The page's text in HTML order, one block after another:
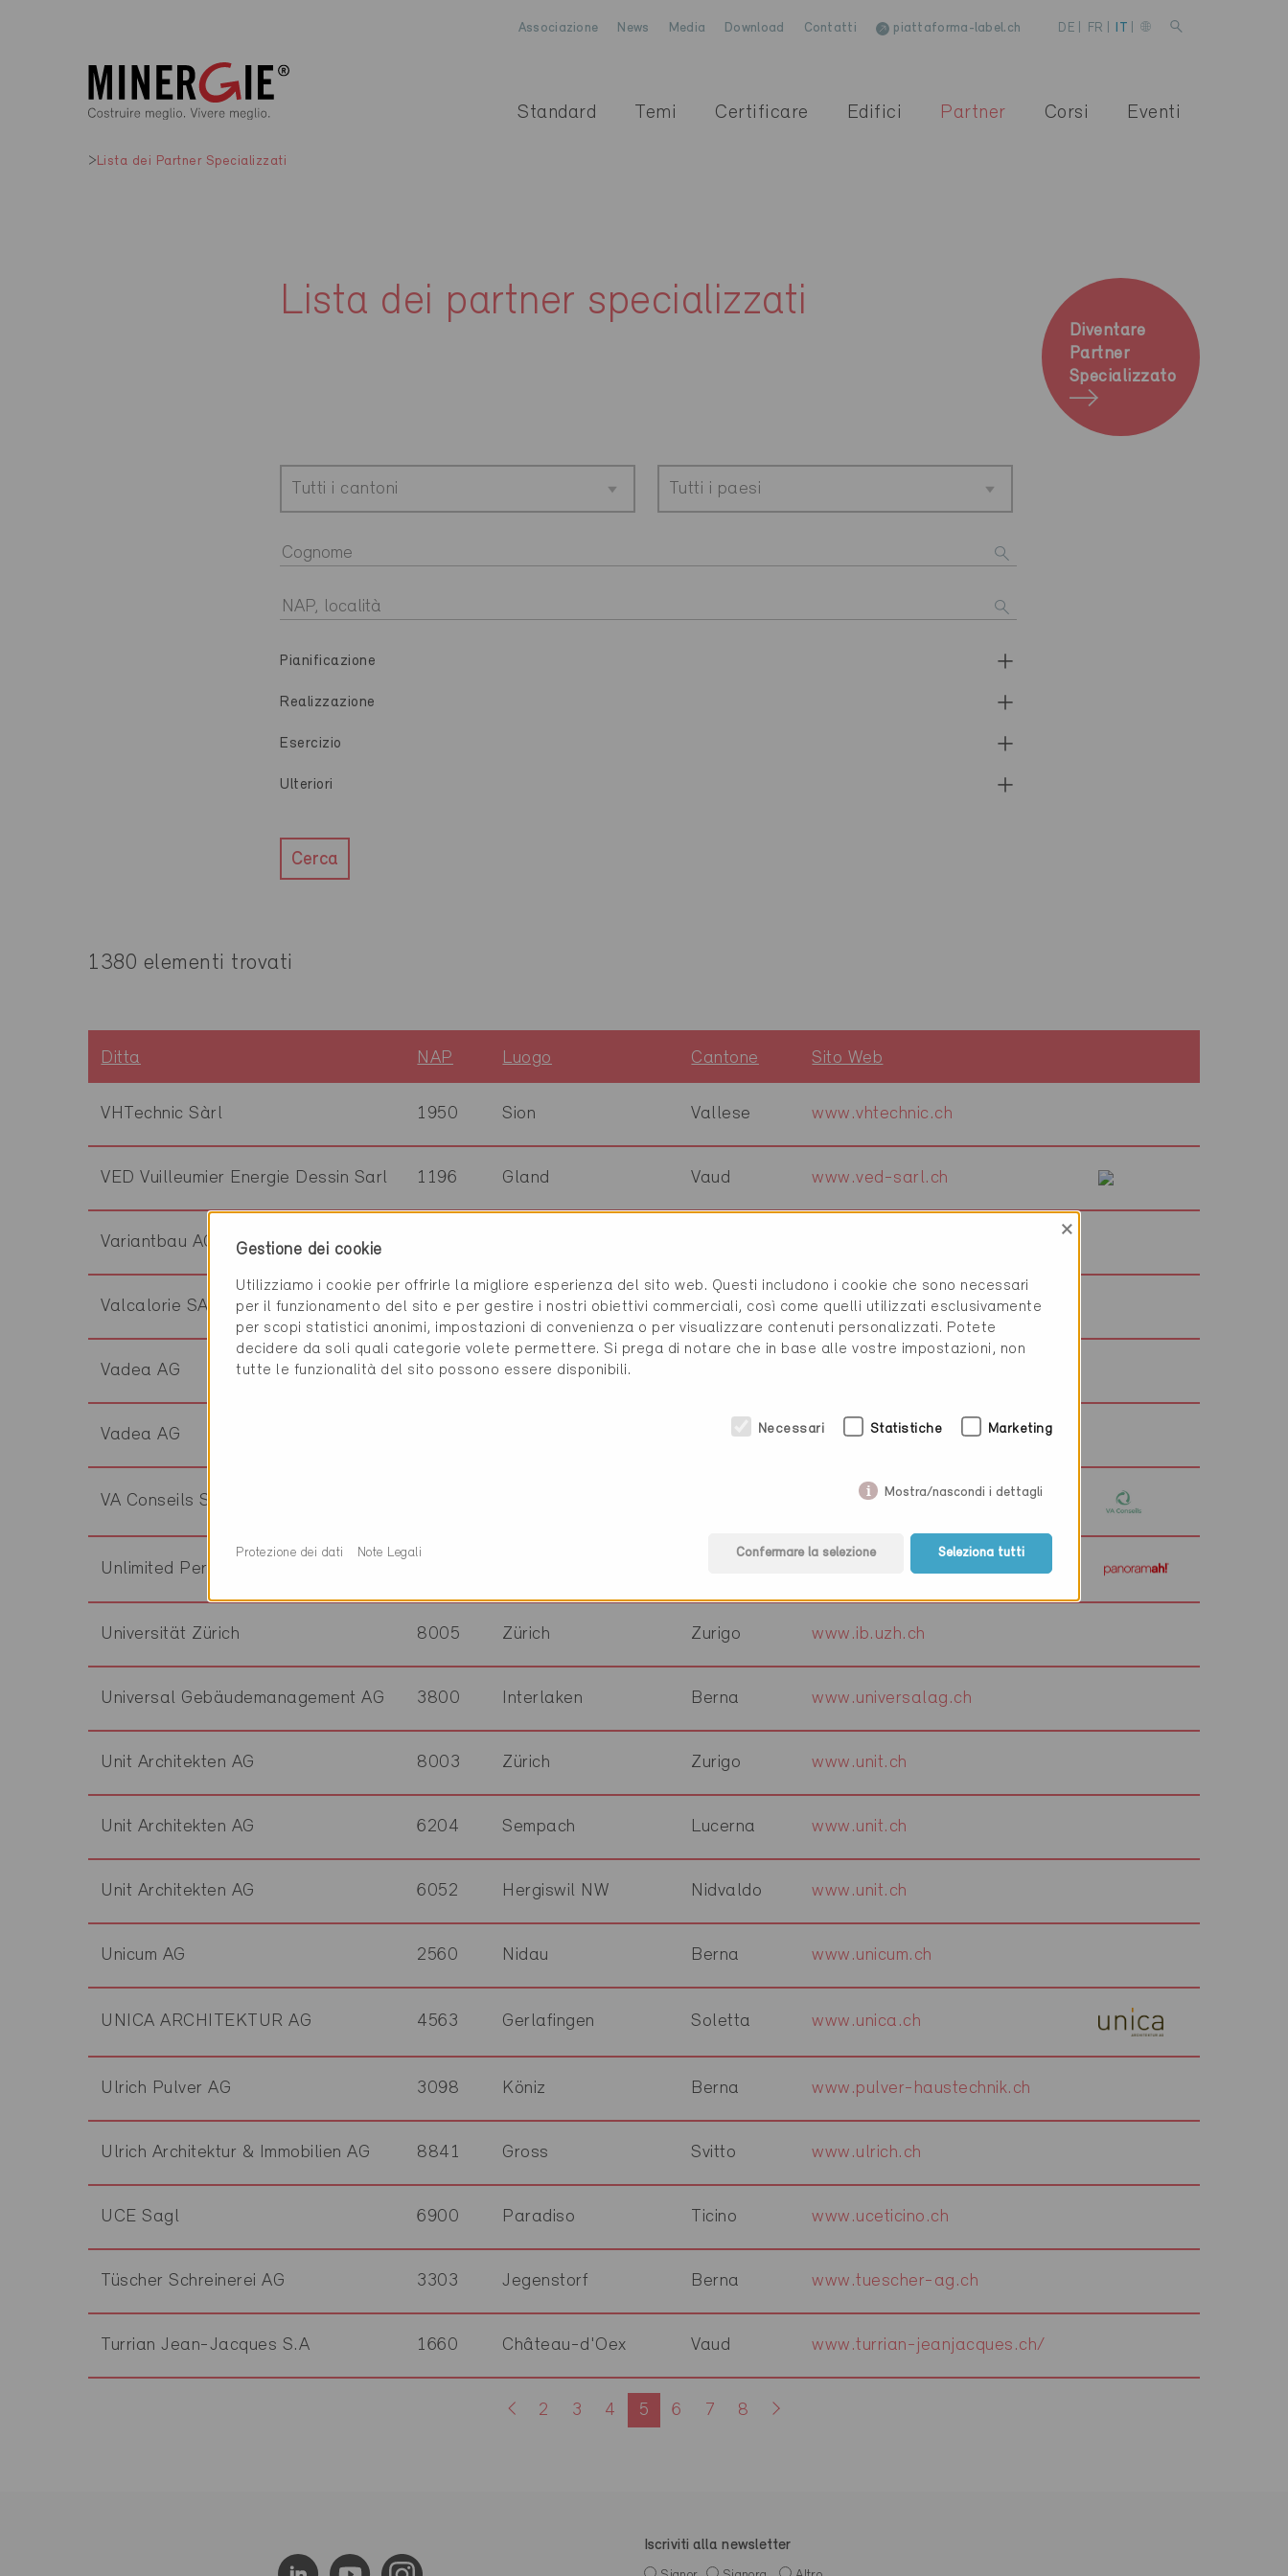
Associazione News Media Download Contatti piattaforma-label.ch DE FR IT
Standard Temi Certificare Edifici Partner Corsi Eventi
Lista dei Partner Specializzati
Lista dei partner specializzati
Diventare
Partner
Specializzato
Tutti i cantoni Tutti i paesi
Pianificazione
Realizzazione
Esercizio
Ulteriori
Cerca
1380 elementi trovati
Ditta NAP Luogo Cantone Sito Web
VHTechnic Sàrl 1950 Sion Vallese www.vhtechnic.ch
VED Vuilleumier Energie Dessin Sarl 1196 Gland Vaud www.ved-sarl.ch
Variantbau AG
Valcalorie SA 1950 Sion Vallese www.valcalorie.ch
Vadea AG 8304 Wallisellen-Zürich
Vadea AG San Gallo www.vadea.ch
VA Conseils Sàrl www.va-conseils.ch
Unlimited Perspective SA www.panoramah.com
Universität Zürich 8005 Zürich Zurigo www.ib.uzh.ch
Universal Gebäudemanagement AG 3800 Interlaken Berna www.universalag.ch
Unit Architekten AG 8003 Zürich Zurigo www.unit.ch
Unit Architekten AG 6204 Sempach Lucerna www.unit.ch
Unit Architekten AG 6052 Hergiswil NW Nidvaldo www.unit.ch
Unicum AG 2560 Nidau Berna www.unicum.ch
UNICA ARCHITEKTUR AG 4563 Gerlafingen Soletta www.unica.ch
Ulrich Pulver AG 3098 Köniz Berna www.pulver-haustechnik.ch
Ulrich Architektur & Immobilien AG 8841 Gross Svitto www.ulrich.ch
UCE Sagl 6900 Paradiso Ticino www.uceticino.ch
Tüscher Schreinerei AG 3303 Jegenstorf Berna www.tuescher-ag.ch
Turrian Jean-Jacques S.A 1660 Château-d'Oex Vaud www.turrian-jeanjacques.ch/
2 3 4 5 6 7 8
Iscriviti alla newsletter
Gestione dei cookie
×
Utilizziamo i cookie per offrirle la migliore esperienza del sito web. Questi includono i cookie che sono necessari
per il funzionamento del sito e per gestire i nostri obiettivi commerciali, così come quelli utilizzati esclusivamente
per scopi statistici anonimi, impostazioni di convenienza o per visualizzare contenuti personalizzati. Potete
decidere da soli quali categorie volete permettere. Si prega di notare che in base alle vostre impostazioni, non
tutte le funzionalità del sito possono essere disponibili.
Necessari Statistiche Marketing
Mostra/nascondi i dettagli
Confermare la selezione Seleziona tutti
Protezione dei dati Note Legali